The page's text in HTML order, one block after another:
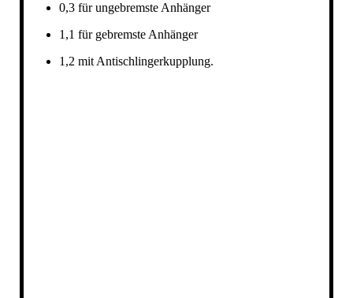
0,3 für ungebremste Anhänger
1,1 für gebremste Anhänger
1,2 mit Antischlingerkupplung.